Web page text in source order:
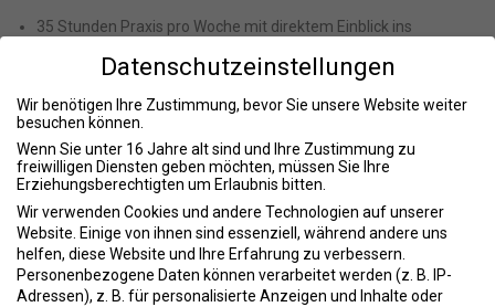
35 Stunden Praxis pro Woche mit direktem Einblick ins
zukünftige Clubmanager
Zugang zu Karrieremöglichkeiten innerhalb eines
expandierenden Unternehmens
Flache Hierarchien, kurze Entscheidungswege und ein
dynamisches Umfeld
Kostenfreie Mitgliedschaft in allen Gold’s Gyms, McFIT Studios
und JOHN REED Clubs europaweit
Datenschutzeinstellungen
Wir benötigen Ihre Zustimmung, bevor Sie unsere Website weiter
besuchen können.
Wenn Sie unter 16 Jahre alt sind und Ihre Zustimmung zu
freiwilligen Diensten geben möchten, müssen Sie Ihre
Erziehungsberechtigten um Erlaubnis bitten.
Wir verwenden Cookies und andere Technologien auf unserer
Website. Einige von ihnen sind essenziell, während andere uns
helfen, diese Website und Ihre Erfahrung zu verbessern.
Personenbezogene Daten können verarbeitet werden (z. B. IP-
Adressen), z. B. für personalisierte Anzeigen und Inhalte oder